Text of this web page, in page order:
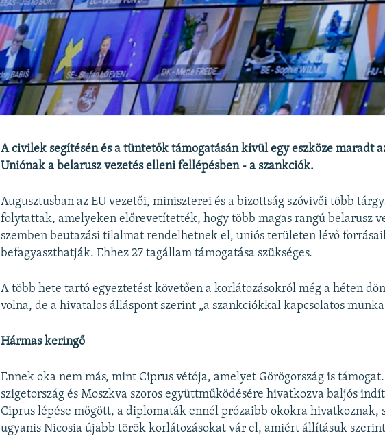
A civilek segítésén és a tüntetők támogatásán kívül egy eszköze maradt
Uniónak a belarusz vezetés elleni fellépésben - a szankciók.
Augusztusban az EU vezetői, miniszterei és a bizottság szóvivői több
folytattak, amelyeken előrevetítették, hogy több magas rangú belarusz
szemben beutazási tilalmat rendelhetnek el, uniós területen lévő
befagyaszthatják. Ehhez 27 tagállam támogatása szükséges.
A több hete tartó egyeztetést követően a korlátozásokról még a héten
volna, de a hivatalos álláspont szerint „a szankciókkal kapcsolatos
Hármas keringő
Ennek oka nem más, mint Ciprus vétója, amelyet Görögország is
szigetország és Moszkva szoros együttműködésére hivatkozva baljós
Ciprus lépése mögött, a diplomaták ennél prózaibb okokra hivatkoznak,
ugyanis Nicosia újabb török korlátozásokat vár el, amiért állításuk